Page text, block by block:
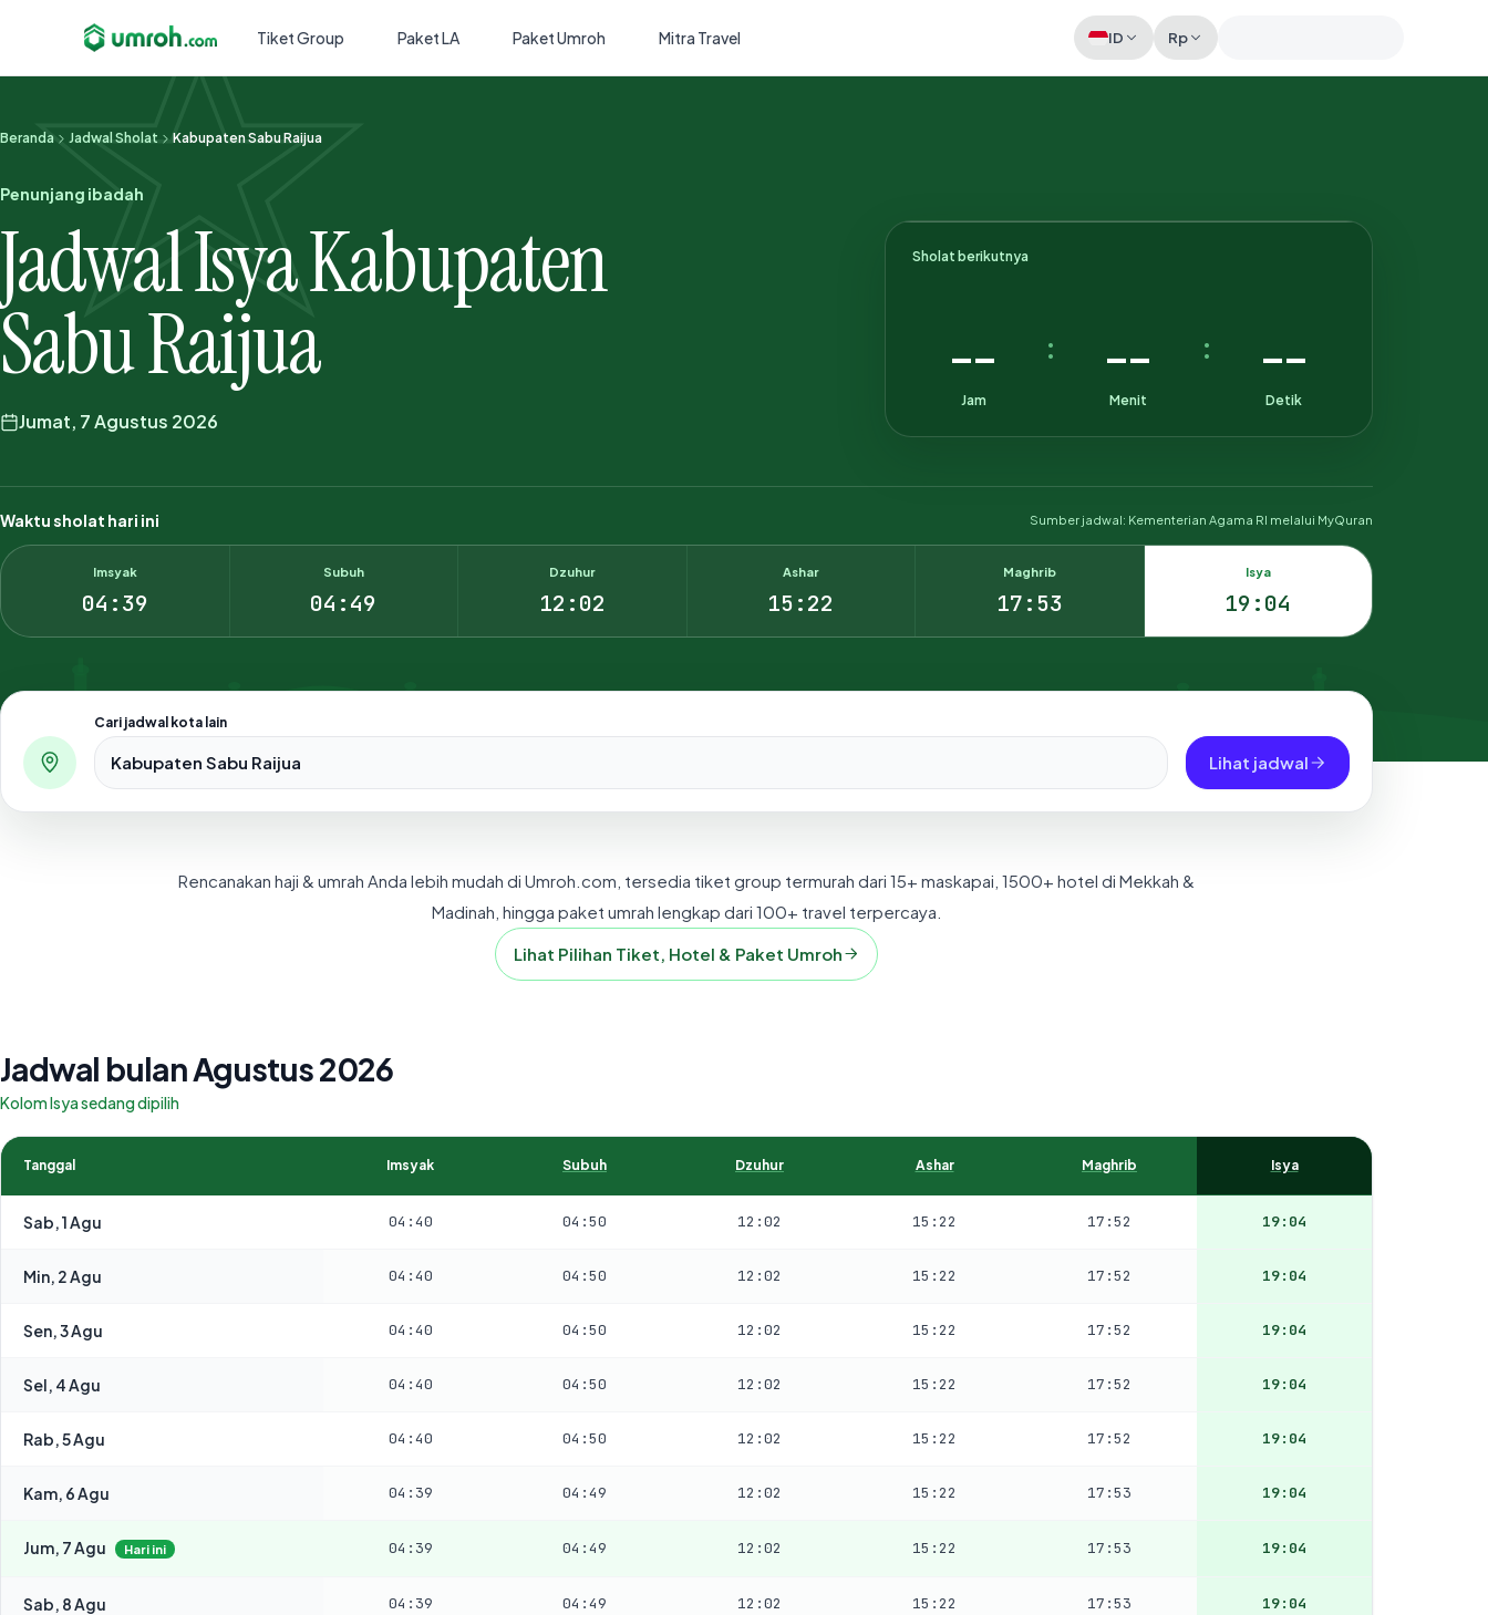
Tiket Group Paket LA Paket Umroh Mitra Travel ID Rp
Memeriksa sesi akun
Beranda Jadwal Sholat Kabupaten Sabu Raijua
Penunjang ibadah
Jadwal Isya Kabupaten
Sabu Raijua
Jumat, 7 Agustus 2026
Sholat berikutnya
--
Jam
: --
Menit
: --
Detik
Waktu sholat hari ini Sumber jadwal: Kementerian Agama RI melalui MyQuran
Imsyak
04:39
Subuh
04:49
Dzuhur
12:02
Ashar
15:22
Maghrib
17:53
Isya
19:04
Cari jadwal kota lain
Pilih salah satu dari 500+ kota dan kabupaten di Indonesia.
Lihat jadwal
Rencanakan haji & umrah Anda lebih mudah di Umroh.com, tersedia tiket group termurah dari 15+ maskapai, 1500+ hotel di Mekkah &
Madinah, hingga paket umrah lengkap dari 100+ travel terpercaya.
Lihat Pilihan Tiket, Hotel & Paket Umroh
Jadwal bulan Agustus 2026
Kolom Isya sedang dipilih
Tanggal Imsyak Subuh Dzuhur Ashar Maghrib Isya
Sab, 1 Agu 04:40 04:50 12:02 15:22 17:52 19:04
Min, 2 Agu 04:40 04:50 12:02 15:22 17:52 19:04
Sen, 3 Agu 04:40 04:50 12:02 15:22 17:52 19:04
Sel, 4 Agu 04:40 04:50 12:02 15:22 17:52 19:04
Rab, 5 Agu 04:40 04:50 12:02 15:22 17:52 19:04
Kam, 6 Agu 04:39 04:49 12:02 15:22 17:53 19:04
Jum, 7 Agu Hari ini 04:39 04:49 12:02 15:22 17:53 19:04
Sab, 8 Agu 04:39 04:49 12:02 15:22 17:53 19:04